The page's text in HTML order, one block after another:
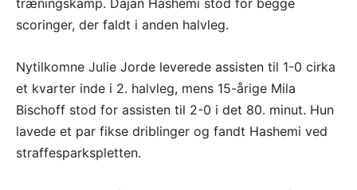
træningskamp. Dajan Hashemi stod for begge
scoringer, der faldt i anden halvleg.
Nytilkomne Julie Jorde leverede assisten til 1-0 cirka
et kvarter inde i 2. halvleg, mens 15-årige Mila
Bischoff stod for assisten til 2-0 i det 80. minut. Hun
lavede et par fikse driblinger og fandt Hashemi ved
straffesparkspletten.